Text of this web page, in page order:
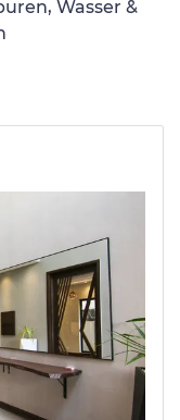
Wasser &